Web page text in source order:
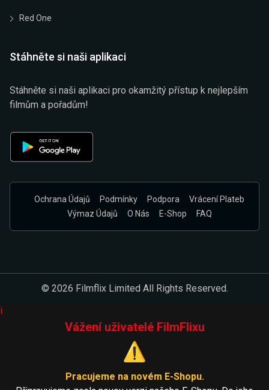
Red One
Stáhněte si naši aplikaci
Stáhněte si naši aplikaci pro okamžitý přístup k nejlepším
filmům a pořadům!
Ochrana Údajů Podmínky Podpora
Vrácení Plateb
Výmaz Údajů
O Nás E-Shop FAQ
© 2026 Filmflix Limited All Rights Reserved.
i
Vážení uživatelé FilmFlixu
⚠️
Pracujeme na novém E-Shopu.